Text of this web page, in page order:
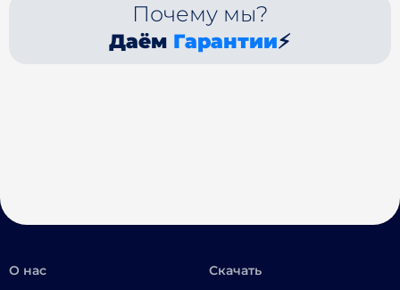
Почему мы?
Даём Гарантии⚡
О нас Скачать